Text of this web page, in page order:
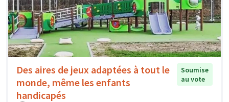
Des aires de jeux adaptées à tout le
monde, même les enfants
handicapés
Soumise
au vote